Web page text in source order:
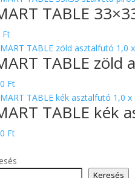
TABLE
Ft
TABLE
Ft
TABLE kék
Ft
Keresés